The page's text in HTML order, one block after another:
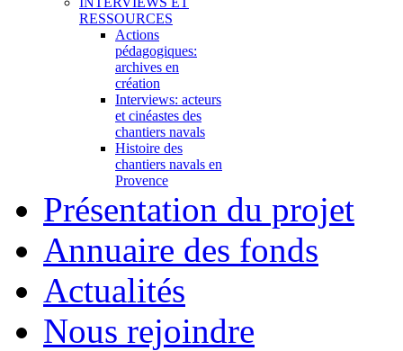
RESSOURCES
Actions
pédagogiques:
archives en
création
Interviews: acteurs
et cinéastes des
chantiers navals
Histoire des
chantiers navals en
Provence
Présentation du projet
Annuaire des fonds
Actualités
Nous rejoindre